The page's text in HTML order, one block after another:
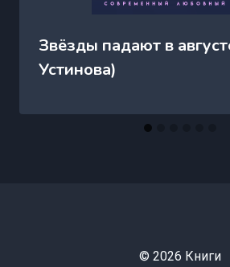
Звёзды падают в
Устинова)
© 2026 Книги